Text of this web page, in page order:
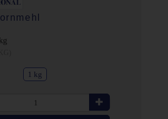
1 kg